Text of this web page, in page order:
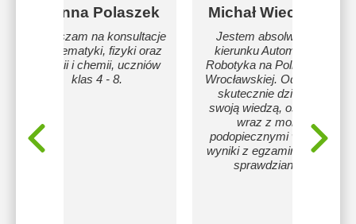
Joanna Polaszek
Zapraszam na konsultacje
z matematyki, fizyki oraz
biologii i chemii, uczniów
klas 4 - 8.
Michał Wieczorek
Jestem absolwentem
kierunku Automatyka i
Robotyka na Politechnice
Wrocławskiej. Od kilku lat
skutecznie dzielę się
swoją wiedzą, osiągając
wraz z moimi
podopiecznymi wysokie
wyniki z egzaminów oraz
sprawdzianów.